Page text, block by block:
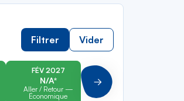
Filtrer Vider
FÉV 2027
N/A*
Aller / Retour —
Économique
Aller / Retour —
Suivant